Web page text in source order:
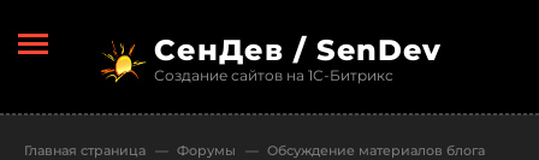
СенДев / SenDev
Создание сайтов на 1С-Битрикс
Главная страница — Форумы — Обсуждение материалов блога